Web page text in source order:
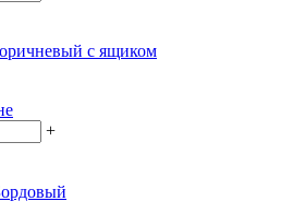
с ящиком
+